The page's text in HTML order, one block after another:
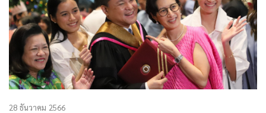
28 ธันวาคม 2566